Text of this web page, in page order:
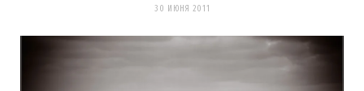
30 ИЮНЯ 2011